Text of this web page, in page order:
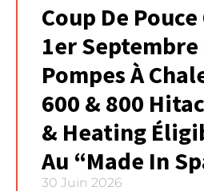
Coup De Pouce
1er Septembre
Pompes À
600 & 800
& Heating
Au “Made In
30 Juin 2026